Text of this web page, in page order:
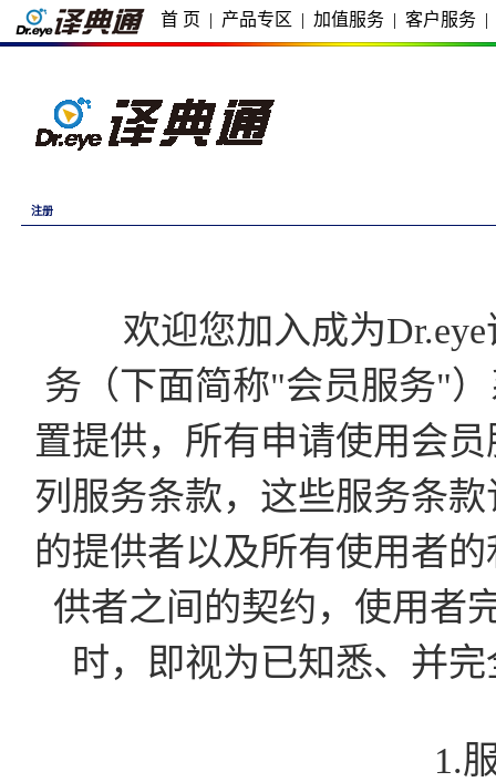
首 页 | 产品专区 | 加值服务 | 客户服务 |
注册
欢迎您加入成为Dr.eye
务（下面简称"会员服务"
置提供，所有申请使用会
列服务条款，这些服务条
的提供者以及所有使用者
供者之间的契约，使用者
时，即视为已知悉、并
1.